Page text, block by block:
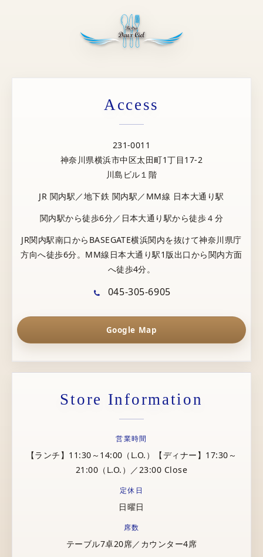
Access
231-0011
神奈川県横浜市中区太田町1丁目17-2
川島ビル１階
JR 関内駅／地下鉄 関内駅／MM線 日本大通り駅
関内駅から徒歩6分／日本大通り駅から徒歩４分
JR関内駅南口からBASEGATE横浜関内を抜けて神奈川県庁
方向へ徒歩6分。MM線日本大通り駅1版出口から関内方面
へ徒歩4分。
045-305-6905
Google Map
Store Information
営業時間
【ランチ】11:30～14:00（L.O.）【ディナー】17:30～
21:00（L.O.）／23:00 Close
定休日
日曜日
席数
テーブル7卓20席／カウンター4席